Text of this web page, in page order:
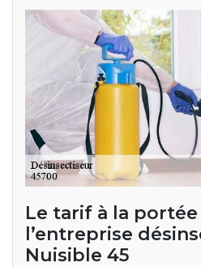
Le tarif à la
l’entreprise
Nuisible 45